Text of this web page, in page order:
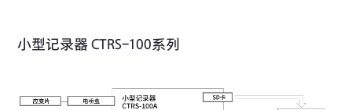
小型记录器 CTRS-100系列